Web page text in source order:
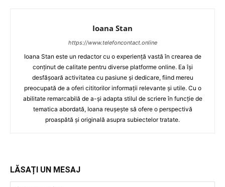
Ioana Stan
https://www.telefoncontact.online
Ioana Stan este un redactor cu o experiență vastă în crearea de
conținut de calitate pentru diverse platforme online. Ea își
desfășoară activitatea cu pasiune și dedicare, fiind mereu
preocupată de a oferi cititorilor informații relevante și utile. Cu o
abilitate remarcabilă de a-și adapta stilul de scriere în funcție de
tematica abordată, Ioana reușește să ofere o perspectivă
proaspătă și originală asupra subiectelor tratate.
LĂSAȚI UN MESAJ